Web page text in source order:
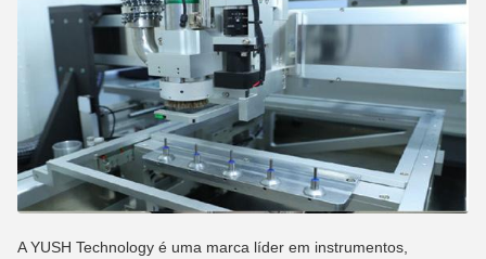
A YUSH Technology é uma marca líder em instrumentos,